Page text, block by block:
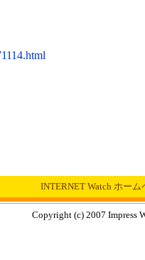
INTERNET Watch ホーム
Copyright (c) 2007 Impress